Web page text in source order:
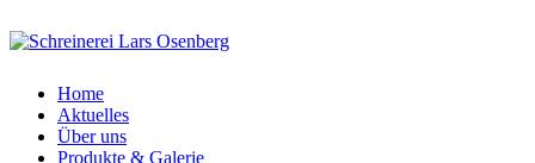
Home
Aktuelles
Über uns
Produkte & Galerie